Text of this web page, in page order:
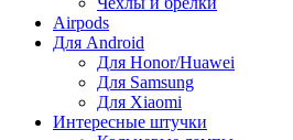
Airpods
Для Android
Для Honor/Huawei
Для Samsung
Для Xiaomi
Интересные штучки